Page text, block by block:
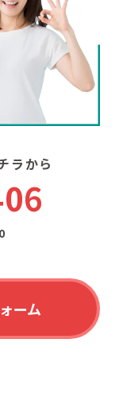
ラから
ーム